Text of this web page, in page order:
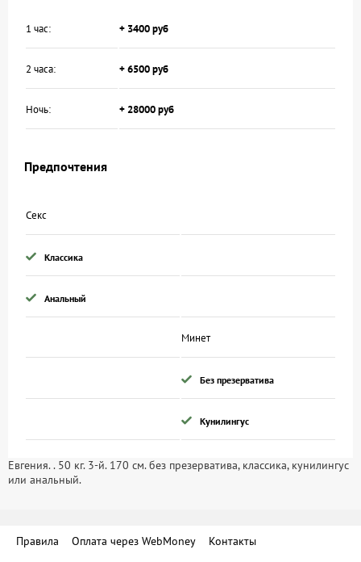
1 час: + 3400 руб
2 часа: + 6500 руб
Ночь: + 28000 руб
Предпочтения
Секс
Классика
Анальный
Минет
Без презерватива
Кунилингус
Евгения. . 50 кг. 3-й. 170 см. без презерватива, классика, кунилингус
или анальный.
Правила Оплата через WebMoney
Контакты